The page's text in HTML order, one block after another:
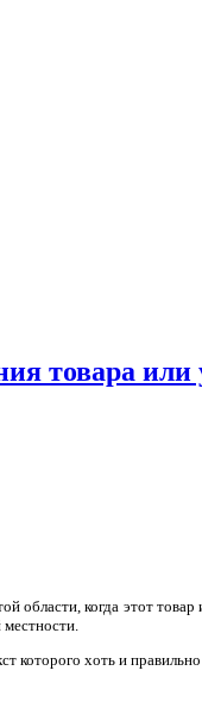
товара или
области, когда этот
которого хоть и